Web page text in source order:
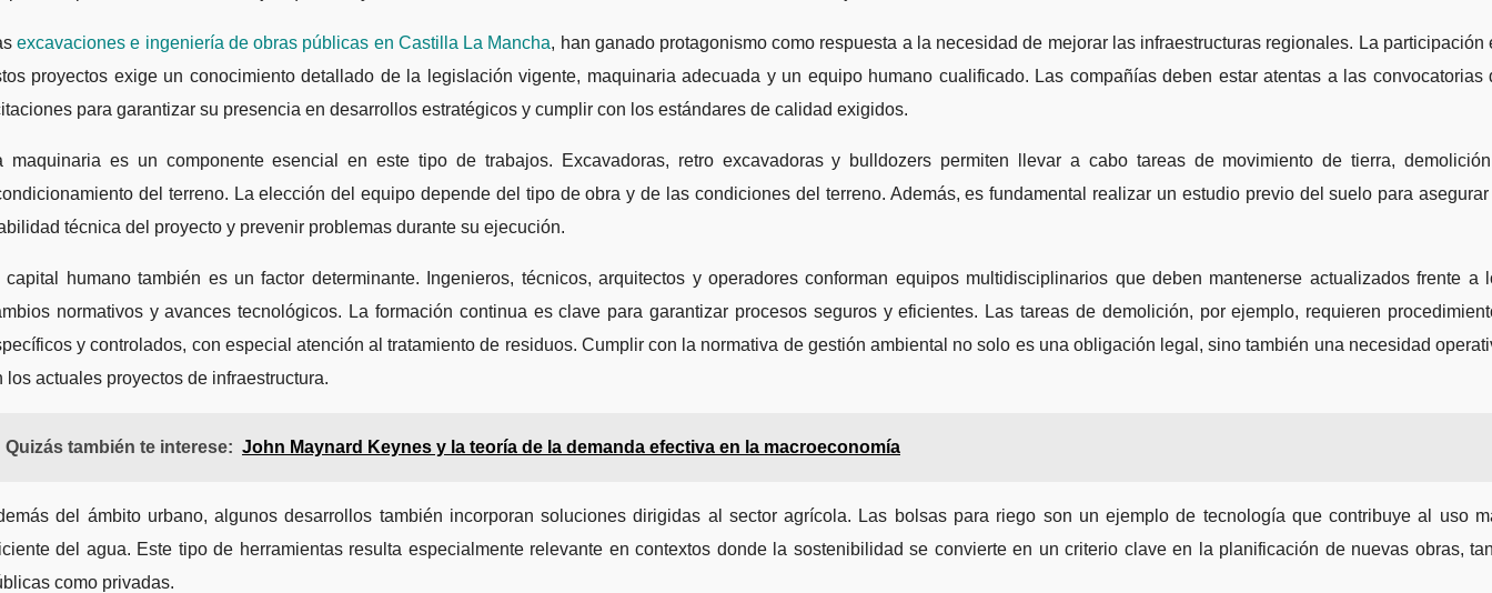
excavaciones e ingeniería de obras públicas en Castilla La Mancha, han ganado protagonismo como respuesta a la necesidad de mejorar las infraestructuras regionales. La participación
proyectos exige un conocimiento detallado de la legislación vigente, maquinaria adecuada y un equipo humano cualificado. Las compañías deben estar atentas a las convocatorias
para garantizar su presencia en desarrollos estratégicos y cumplir con los estándares de calidad exigidos.
maquinaria es un componente esencial en este tipo de trabajos. Excavadoras, retro excavadoras y bulldozers permiten llevar a cabo tareas de movimiento de tierra,
del terreno. La elección del equipo depende del tipo de obra y de las condiciones del terreno. Además, es fundamental realizar un estudio previo del suelo para
técnica del proyecto y prevenir problemas durante su ejecución.
capital humano también es un factor determinante. Ingenieros, técnicos, arquitectos y operadores conforman equipos multidisciplinarios que deben mantenerse actualizados frente a
normativos y avances tecnológicos. La formación continua es clave para garantizar procesos seguros y eficientes. Las tareas de demolición, por ejemplo, requieren
y controlados, con especial atención al tratamiento de residuos. Cumplir con la normativa de gestión ambiental no solo es una obligación legal, sino también una necesidad
los actuales proyectos de infraestructura.
Quizás también te interese: John Maynard Keynes y la teoría de la demanda efectiva en la macroeconomía
del ámbito urbano, algunos desarrollos también incorporan soluciones dirigidas al sector agrícola. Las bolsas para riego son un ejemplo de tecnología que contribuye al uso
del agua. Este tipo de herramientas resulta especialmente relevante en contextos donde la sostenibilidad se convierte en un criterio clave en la planificación de nuevas obras,
como privadas.